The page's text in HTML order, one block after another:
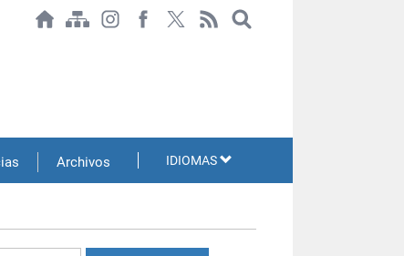
Archivos IDIOMAS